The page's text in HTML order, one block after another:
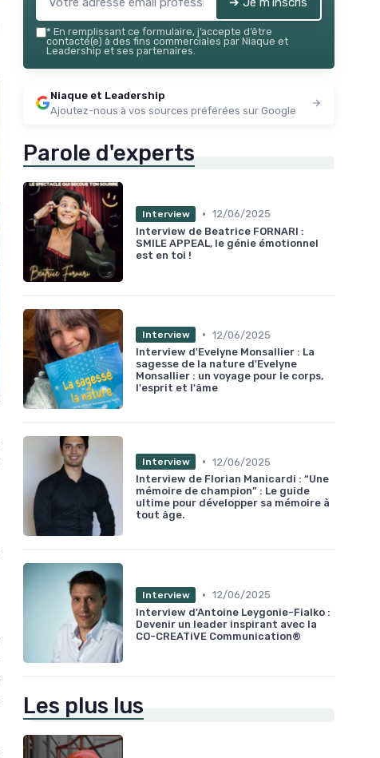
* En remplissant ce formulaire, j’accepte d’être
contacté(e) à des fins commerciales par Niaque et
Leadership et ses partenaires.
Niaque et Leadership
Ajoutez-nous à vos sources préférées sur Google
Parole d'experts
Interview • 12/06/2025
Interview de Beatrice FORNARI :
SMILE APPEAL, le génie émotionnel
est en toi !
Interview • 12/06/2025
Interview d'Evelyne Monsallier : La
sagesse de la nature d'Evelyne
Monsallier : un voyage pour le corps,
l'esprit et l'âme
Interview • 12/06/2025
Interview de Florian Manicardi : “Une
mémoire de champion” : Le guide
ultime pour développer sa mémoire à
tout âge.
Interview • 12/06/2025
Interview d'Antoine Leygonie-Fialko :
Devenir un leader inspirant avec la
CO-CREATiVE Communication®
Les plus lus